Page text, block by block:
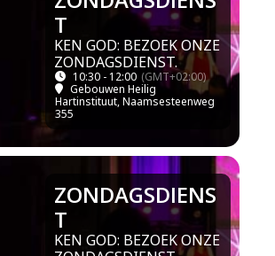
T
KEN GOD: BEZOEK ONZE
ZONDAGSDIENST.
10:30 - 12:00 (GMT+02:00)
Gebouwen Heilig
Hartinstituut, Naamsesteenweg
355
ZONDAGSDIENS
T
KEN GOD: BEZOEK ONZE